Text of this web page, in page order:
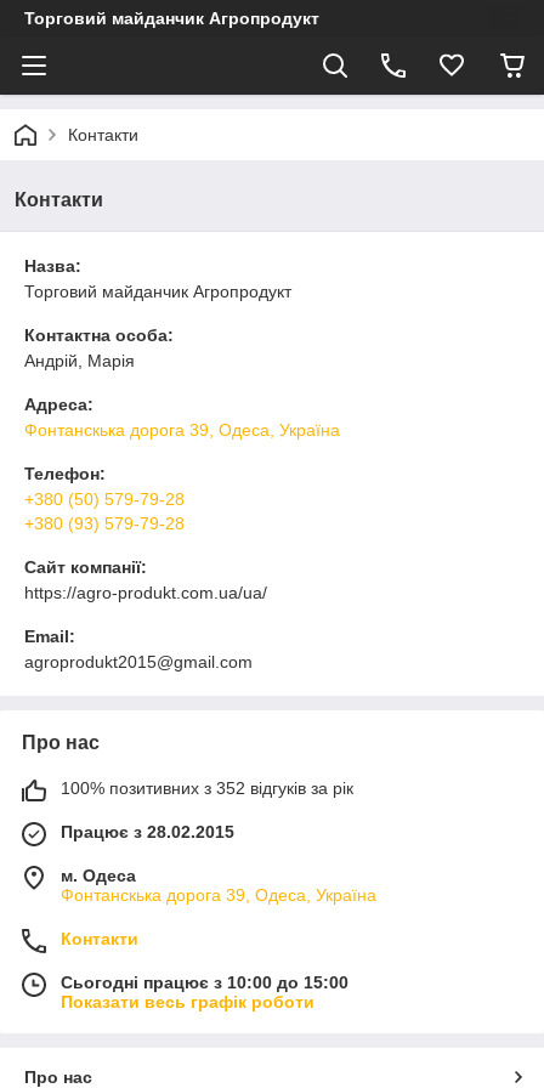
Торговий майданчик Агропродукт
Контакти
Контакти
Назва:
Торговий майданчик Агропродукт
Контактна особа:
Андрiй, Марiя
Адреса:
Фонтанскька дорога 39, Одеса, Україна
Телефон:
+380 (50) 579-79-28
+380 (93) 579-79-28
Сайт компанії:
https://agro-produkt.com.ua/ua/
Email:
agroprodukt2015@gmail.com
Про нас
100% позитивних з 352 відгуків за рік
Працює з 28.02.2015
м. Одеса
Фонтанскька дорога 39, Одеса, Україна
Контакти
Сьогодні працює з 10:00 до 15:00
Показати весь графік роботи
Про нас